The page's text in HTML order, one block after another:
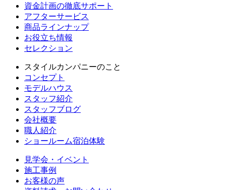
資金計画の徹底サポート
アフターサービス
商品ラインナップ
お役立ち情報
セレクション
スタイルカンパニーのこと
コンセプト
モデルハウス
スタッフ紹介
スタッフブログ
会社概要
職人紹介
ショールーム宿泊体験
見学会・イベント
施工事例
お客様の声